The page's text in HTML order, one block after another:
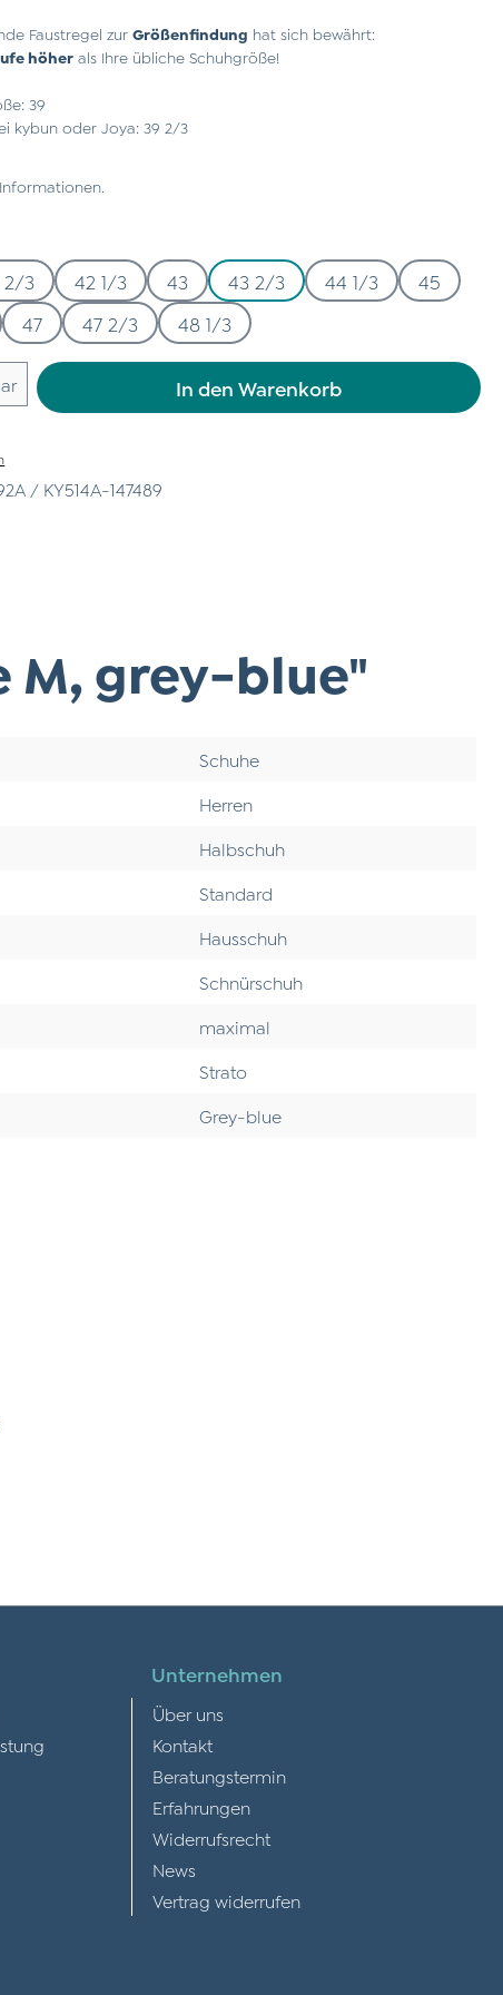
Faustregel zur Größenfindung hat sich bewährt:
höher als Ihre übliche Schuhgröße!
39
kybun oder Joya: 39 2/3
2/3 42 1/3 43 43 2/3 44 1/3
45
47 47 2/3 48 1/3
den gewünschten Wert ein oder
In den Warenkorb
/ KY514A-147489
M, grey-blue"
Schuhe
Herren
Halbschuh
Standard
Hausschuh
Schnürschuh
maximal
Strato
Grey-blue
Unternehmen
Über uns
Kontakt
Beratungstermin
Erfahrungen
Widerrufsrecht
News
Vertrag widerrufen